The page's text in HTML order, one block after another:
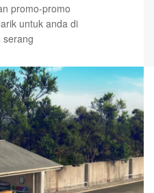
promo-promo
untuk anda di
serang